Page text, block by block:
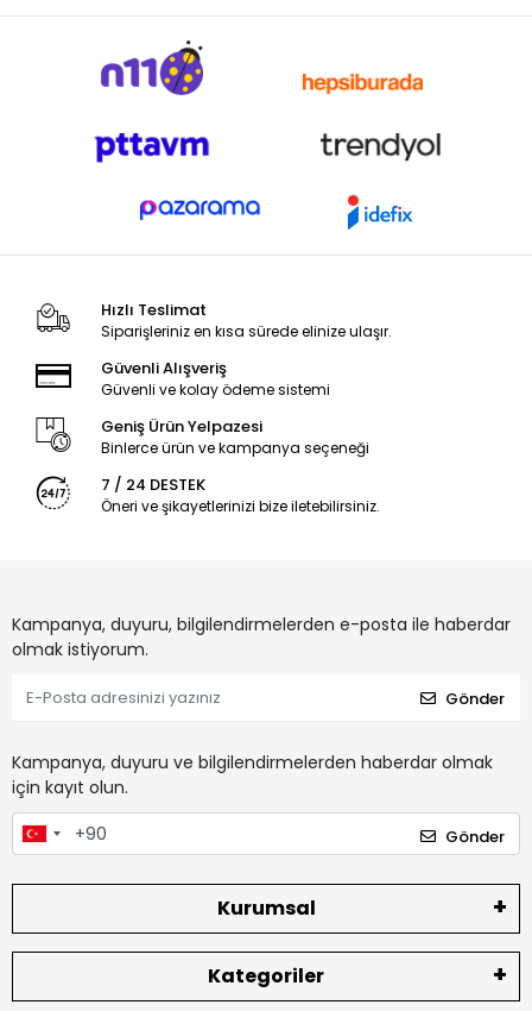
Hızlı Teslimat
Siparişleriniz en kısa sürede elinize ulaşır.
Güvenli Alışveriş
Güvenli ve kolay ödeme sistemi
Geniş Ürün Yelpazesi
Binlerce ürün ve kampanya seçeneği
7 / 24 DESTEK
Öneri ve şikayetlerinizi bize iletebilirsiniz.
Kampanya, duyuru, bilgilendirmelerden e-posta ile haberdar
olmak istiyorum.
Gönder
Kampanya, duyuru ve bilgilendirmelerden haberdar olmak
için kayıt olun.
Gönder
Kurumsal
Kategoriler